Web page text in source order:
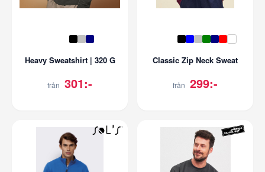
Heavy Sweatshirt | 320 G
från 301:-
Classic Zip Neck Sweat
från 299:-